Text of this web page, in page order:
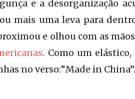
e a desorganização
mais uma leva para
e olhou com as
. Como um
no verso:“Made in China”.